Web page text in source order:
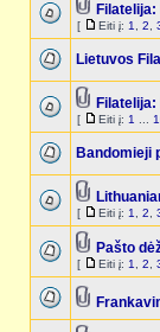
[ Eiti į: 1 2
Lietuvos
[ Eiti į: 1
Bandomieji
[ Eiti į: 1 2
Pašto
[ Eiti į: 1 2